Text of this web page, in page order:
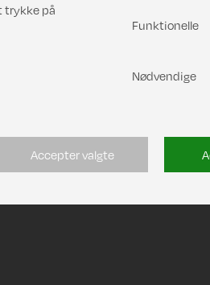
trykke på
Funktionelle
Nødvendige
Accepter valgte